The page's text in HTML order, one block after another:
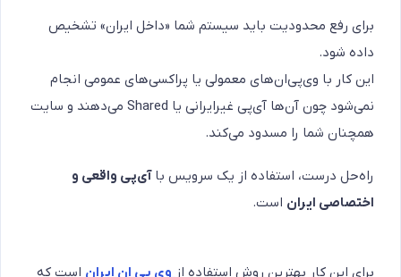
برای رفع محدودیت باید سیستم شما «داخل ایران» تشخیص
داده شود.
این کار با وی‌پی‌ان‌های معمولی یا پراکسی‌های عمومی انجام
نمی‌شود چون آن‌ها آی‌پی غیرایرانی یا Shared می‌دهند و سایت
همچنان شما را مسدود می‌کند.
راه‌حل درست، استفاده از یک سرویس باآی‌پی واقعی و
اختصاصی ایران است.
برای این کار بهترین روش استفاده از وی پی ان ایران است که